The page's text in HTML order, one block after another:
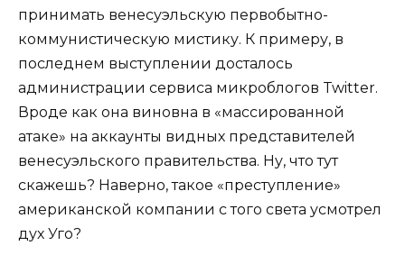
принимать венесуэльскую первобытно-
коммунистическую мистику. К примеру, в
последнем выступлении досталось
администрации сервиса микроблогов Twitter.
Вроде как она виновна в «массированной
атаке» на аккаунты видных представителей
венесуэльского правительства. Ну, что тут
скажешь? Наверно, такое «преступление»
американской компании с того света усмотрел
дух Уго?